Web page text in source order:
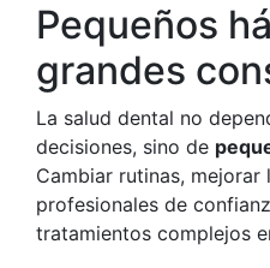
Pequeños
grandes
La salud dental no
decisiones, sino de
Cambiar rutinas, mejorar
profesionales de
tratamientos complejos